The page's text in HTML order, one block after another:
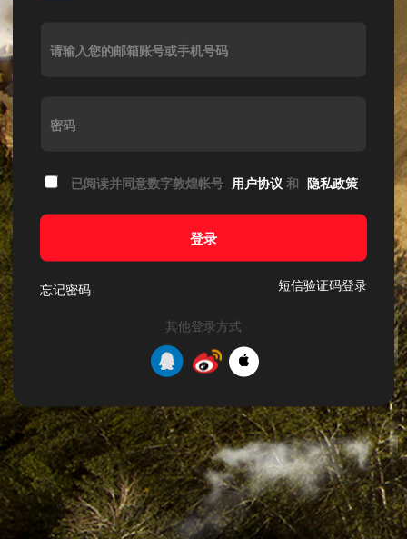
请输入您的邮箱账号或手机号码
密码
已阅读并同意数字敦煌帐号 用户协议 和 隐私政策
登录
忘记密码 短信验证码登录
其他登录方式